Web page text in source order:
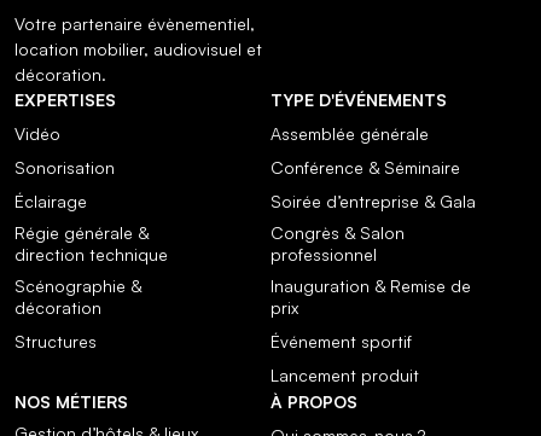
Votre partenaire évènementiel,
location mobilier, audiovisuel et
décoration.
EXPERTISES
Vidéo
Sonorisation
Éclairage
Régie générale &
direction technique
Scénographie &
décoration
Structures
TYPE D'ÉVÉNEMENTS
Assemblée générale
Conférence & Séminaire
Soirée d’entreprise & Gala
Congrès & Salon
professionnel
Inauguration & Remise de
prix
Événement sportif
Lancement produit
NOS MÉTIERS
À PROPOS